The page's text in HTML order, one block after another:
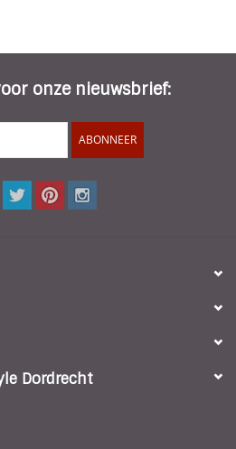
onze nieuwsbrief:
ABONNEER
Dordrecht